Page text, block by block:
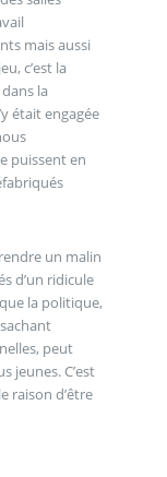
mais aussi
c’est la
la
était engagée
puissent en
un malin
d’un ridicule
la politique,
peut
jeunes. C’est
raison d’être